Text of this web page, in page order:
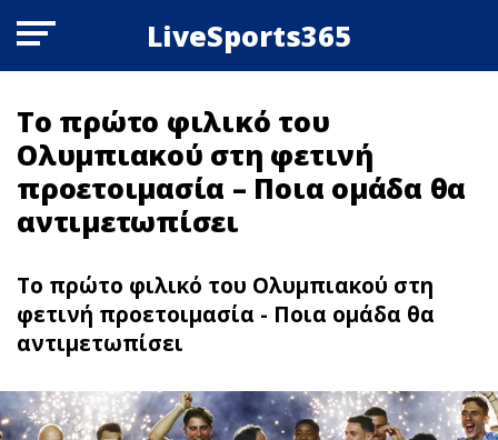
LiveSports365
Το πρώτο φιλικό του
Ολυμπιακού στη φετινή
προετοιμασία – Ποια ομάδα θα
αντιμετωπίσει
Το πρώτο φιλικό του Ολυμπιακού στη
φετινή προετοιμασία - Ποια ομάδα θα
αντιμετωπίσει